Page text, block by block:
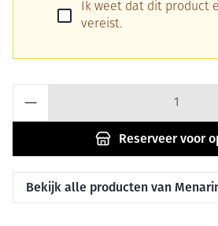
Ik weet dat dit product
vereist.
Reserveervoor
Bekijk alle producten van